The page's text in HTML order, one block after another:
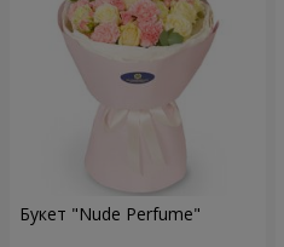
Букет "Nude Perfume"